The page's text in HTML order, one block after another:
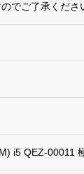
でご了承くださ
i5 QEZ-00011